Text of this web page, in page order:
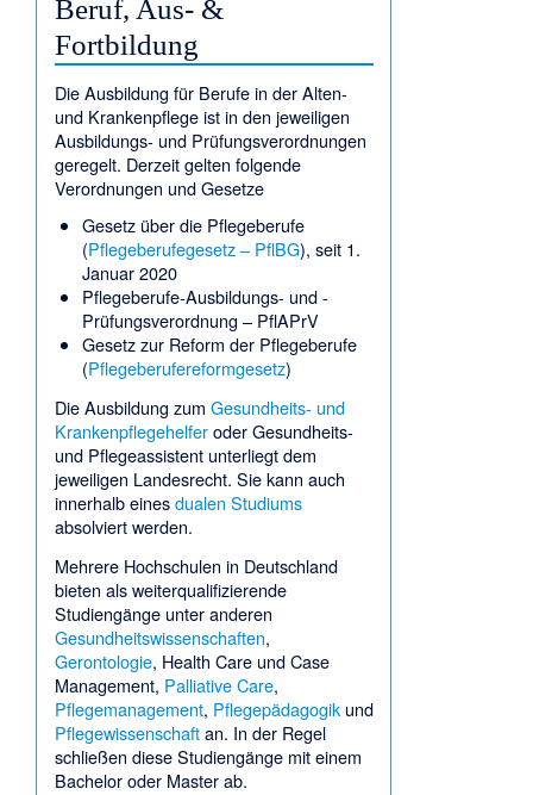
Beruf, Aus- &
Fortbildung
Die Ausbildung für Berufe in der Alten-
und Krankenpflege ist in den jeweiligen
Ausbildungs- und Prüfungsverordnungen
geregelt. Derzeit gelten folgende
Verordnungen und Gesetze
Gesetz über die Pflegeberufe
(Pflegeberufegesetz – PflBG), seit 1.
Januar 2020
Pflegeberufe-Ausbildungs- und -
Prüfungsverordnung – PflAPrV
Gesetz zur Reform der Pflegeberufe
(Pflegeberufereformgesetz)
Die Ausbildung zum Gesundheits- und
Krankenpflegehelferoder Gesundheits-
und Pflegeassistent unterliegt dem
jeweiligen Landesrecht. Sie kann auch
innerhalb einesdualen Studiums
absolviert werden.
Mehrere Hochschulen in Deutschland
bieten als weiterqualifizierende
Studiengänge unter anderen
Gesundheitswissenschaften,
Gerontologie, Health Care und Case
Management, Palliative Care,
Pflegemanagement, Pflegepädagogikund
Pflegewissenschaftan. In der Regel
schließen diese Studiengänge mit einem
Bachelor oder Master ab.